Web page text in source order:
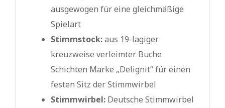
ausgewogen für eine gleichmäßige
Spielart
Stimmstock:aus 19-lagiger
kreuzweise verleimter Buche
Schichten Marke „Delignit“ für einen
festen Sitz der Stimmwirbel
Stimmwirbel: Deutsche Stimmwirbel